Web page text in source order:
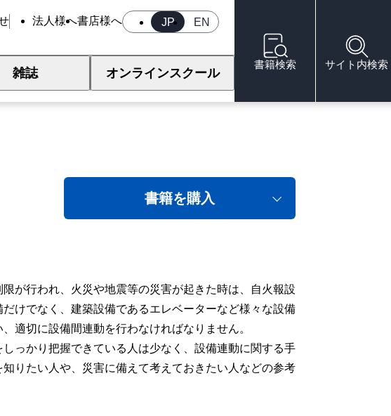
JP EN
法人様へ書店様へ
雑誌 オンラインスクール
書籍検索 サイト内検索
連動
書籍を購入
が行われ、火災や地震等の災害が起きた時は、自火報設
けでなく、建築設備であるエレベーターなど様々な設備
適切に設備間連動を行わなければなりません。
っかり把握できている人は少なく、設備連動に関する手
りたい人や、災害に備えて考えておきたい人などの参考